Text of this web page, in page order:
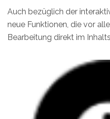
Auch bezüglich der
neue Funktionen, die vor
Bearbeitung direkt im